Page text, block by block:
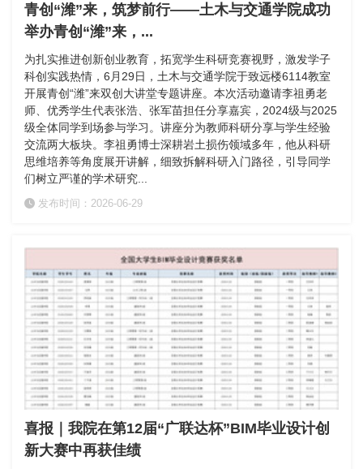
青创“潍”来，筑梦前行——土木与交通学院成功
举办青创“潍”来，...
为扎实推进创新创业教育，拓宽学生科研竞赛视野，激发学子
科创实践热情，6月29日，土木与交通学院于致远楼6114教室
开展青创“潍”来双创大讲堂专题讲座。本次活动邀请李祖勇老
师、优秀学生代表张浩、张军苗担任分享嘉宾，2024级与2025
级全体同学到场参与学习。讲座分为教师科研分享与学生经验
交流两大板块。李祖勇博士深耕岩土损伤领域多年，他从科研
思维培养等角度展开讲解，细致拆解科研入门路径，引导同学
们树立严谨的学术研究...
发布时间：2026-06-29
喜报｜我院在第12届“广联达杯”BIM毕业设计创
新大赛中再获佳绩